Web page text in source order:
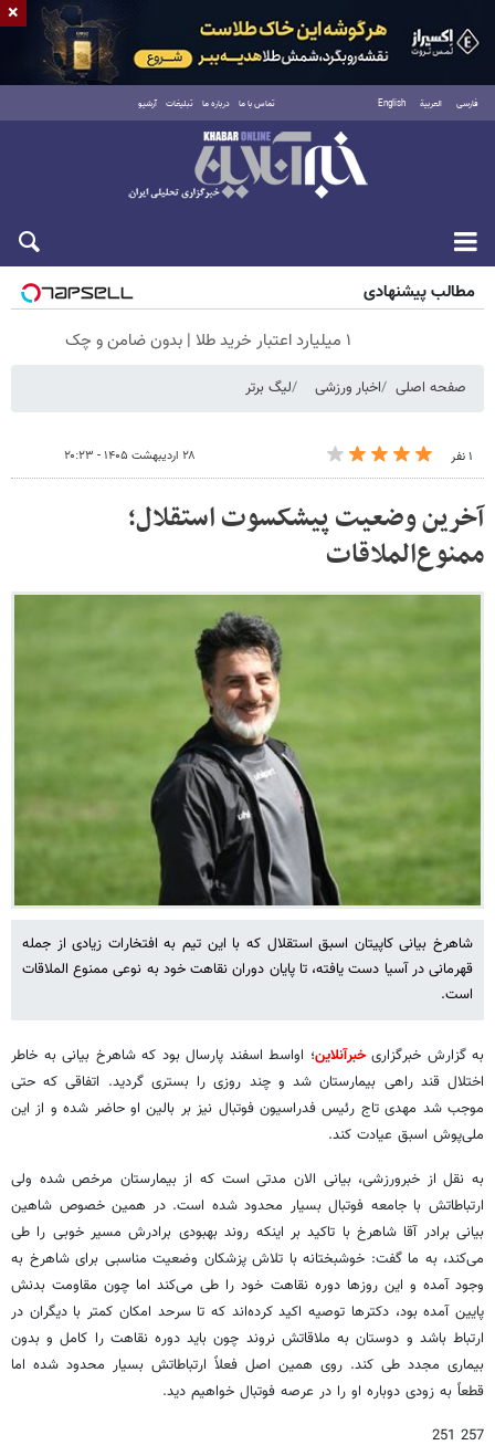
فارسی العربية English تماس با ما درباره ما تبلیغات آرشیو
جمعه ۱۶ مرداد ۱۴۰۵
مطالب پیشنهادی
۱ میلیارد اعتبار خرید طلا | بدون ضامن و چک
صفحه اصلی اخبار ورزشی لیگ برتر
۱ نفر ۲۸ اردیبهشت ۱۴۰۵ - ۲۰:۲۳
آخرین وضعیت پیشکسوت استقلال؛
ممنوع‌الملاقات
شاهرخ بیانی کاپیتان اسبق استقلال که با این تیم به افتخارات زیادی از جمله
قهرمانی در آسیا دست یافته، تا پایان دوران نقاهت خود به نوعی ممنوع الملاقات
است.
به گزارش خبرگزاریخبرآنلاین؛ اواسط اسفند پارسال بود که شاهرخ بیانی به خاطر
اختلال قند راهی بیمارستان شد و چند روزی را بستری گردید. اتفاقی که حتی
موجب شد مهدی تاج رئیس فدراسیون فوتبال نیز بر بالین او حاضر شده و از این
ملی‌پوش اسبق عیادت کند.
به نقل از خبرورزشی، بیانی الان مدتی است که از بیمارستان مرخص شده ولی
ارتباطاتش با جامعه فوتبال بسیار محدود شده است. در همین خصوص شاهین
بیانی برادر آقا شاهرخ با تاکید بر اینکه روند بهبودی برادرش مسیر خوبی را طی
می‌کند، به ما گفت: خوشبختانه با تلاش پزشکان وضعیت مناسبی برای شاهرخ به
وجود آمده و این روزها دوره نقاهت خود را طی می‌کند اما چون مقاومت بدنش
پایین آمده بود، دکترها توصیه اکید کرده‌اند که تا سرحد امکان کمتر با دیگران در
ارتباط باشد و دوستان به ملاقاتش نروند چون باید دوره نقاهت را کامل و بدون
بیماری مجدد طی کند. روی همین اصل فعلاً ارتباطاتش بسیار محدود شده اما
قطعاً به زودی دوباره او را در عرصه فوتبال خواهیم دید.
257 251
×